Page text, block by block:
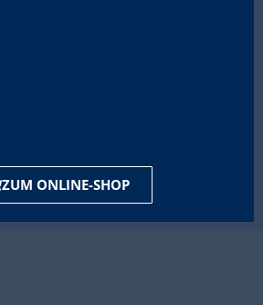
ZUM ONLINE-SHOP